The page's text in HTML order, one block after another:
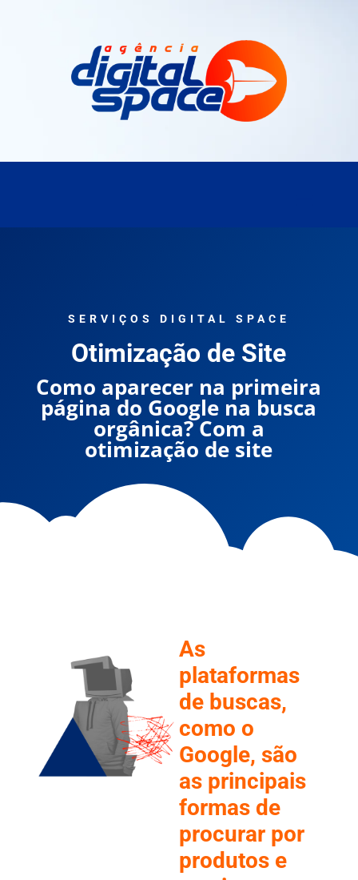
SERVIÇOS DIGITAL SPACE
Otimização de Site
Como aparecer na primeira
página do Google na busca
orgânica? Com a
otimização de site
As
plataformas
de buscas,
como o
Google, são
as principais
formas de
procurar por
produtos e